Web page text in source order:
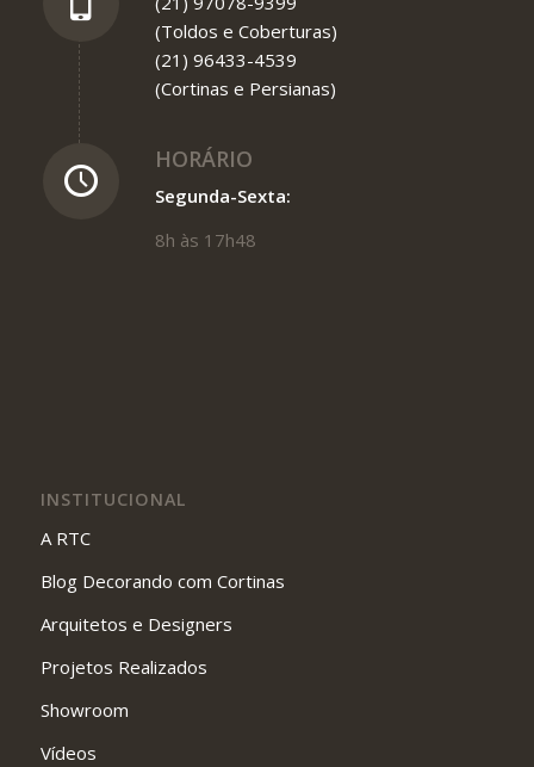
(Toldos e Coberturas)
(21) 96433-4539
(Cortinas e Persianas)
HORÁRIO
Segunda-Sexta:
8h às 17h48
INSTITUCIONAL
A RTC
Blog Decorando com Cortinas
Arquitetos e Designers
Projetos Realizados
Showroom
Vídeos